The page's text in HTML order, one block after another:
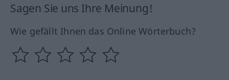
Sagen Sie uns Ihre Meinung!
Wie gefällt Ihnen das Online Wörterbuch?